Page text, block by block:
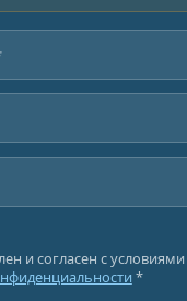
и согласен с условиями
*